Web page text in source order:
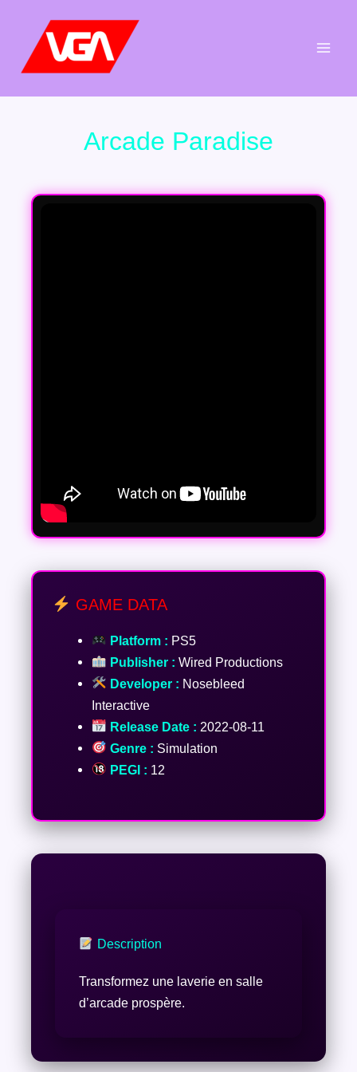
contenu
Arcade Paradise
GAME DATA
Platform : PS5
Publisher : Wired Productions
Developer : Nosebleed
Interactive
Release Date : 2022-08-11
Genre : Simulation
PEGI : 12
Description
Transformez une laverie en salle
d’arcade prospère.